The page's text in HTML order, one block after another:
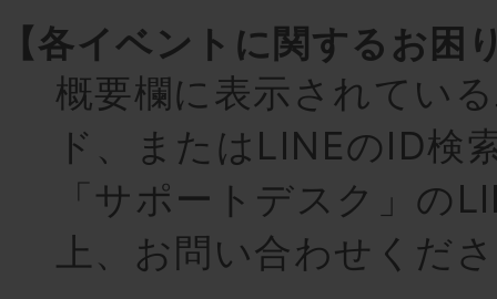
【各イベントに関するお困
概要欄に表示されてい
ド、またはLINEのID検
「サポートデスク」の
上、お問い合わせくだ